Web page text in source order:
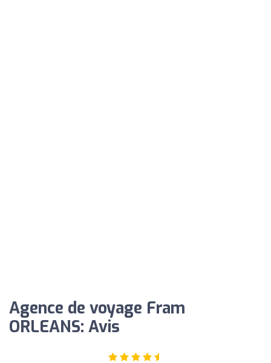
Agence de voyage Fram
ORLEANS: Avis